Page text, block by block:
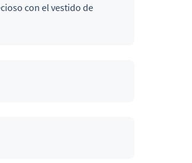
con el vestido de